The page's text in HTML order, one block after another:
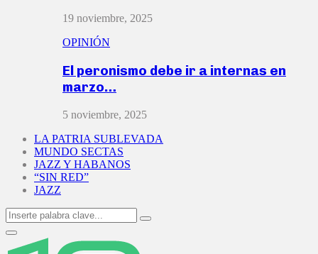
19 noviembre, 2025
OPINIÓN
El peronismo debe ir a internas en
marzo…
5 noviembre, 2025
LA PATRIA SUBLEVADA
MUNDO SECTAS
JAZZ Y HABANOS
“SIN RED”
JAZZ
Search
for:
Search
Primary
Menu